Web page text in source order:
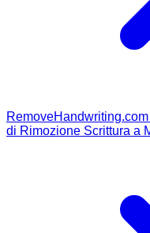
di Rimozione Scrittura a